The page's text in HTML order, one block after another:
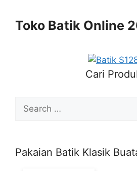
contentToko Batik Online
Cari
for:
Pakaian Batik Klasik